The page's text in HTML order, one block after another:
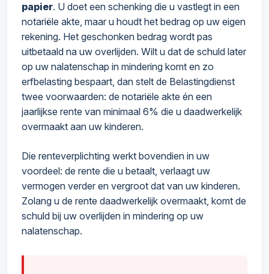
papier. U doet een schenking die u vastlegt in een
notariële akte, maar u houdt het bedrag op uw eigen
rekening. Het geschonken bedrag wordt pas
uitbetaald na uw overlijden. Wilt u dat de schuld later
op uw nalatenschap in mindering komt en zo
erfbelasting bespaart, dan stelt de Belastingdienst
twee voorwaarden: de notariële akte én een
jaarlijkse rente van minimaal 6% die u daadwerkelijk
overmaakt aan uw kinderen.
Die renteverplichting werkt bovendien in uw
voordeel: de rente die u betaalt, verlaagt uw
vermogen verder en vergroot dat van uw kinderen.
Zolang u de rente daadwerkelijk overmaakt, komt de
schuld bij uw overlijden in mindering op uw
nalatenschap.